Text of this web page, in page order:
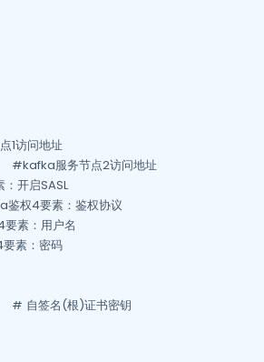
1访问地址
#kafka服务节点2访问地址
素：开启SASL
鉴权4要素：鉴权协议
4要素：用户名
4要素：密码
自签名(根)证书密钥